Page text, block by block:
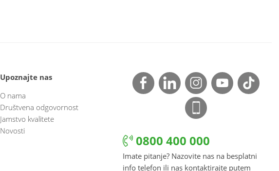
Upoznajte nas
O nama
Društvena odgovornost
Jamstvo kvalitete
Novosti
0800 400 000
Imate pitanje? Nazovite nas na besplatni
info telefon ili nas kontaktirajte putem